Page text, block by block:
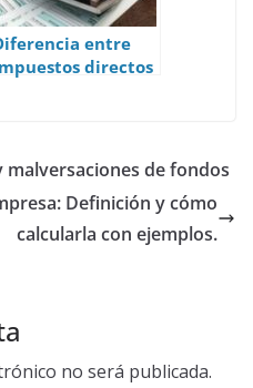
entre
directos
de fondos
Definición y cómo
calcularla con ejemplos.
no será publicada.